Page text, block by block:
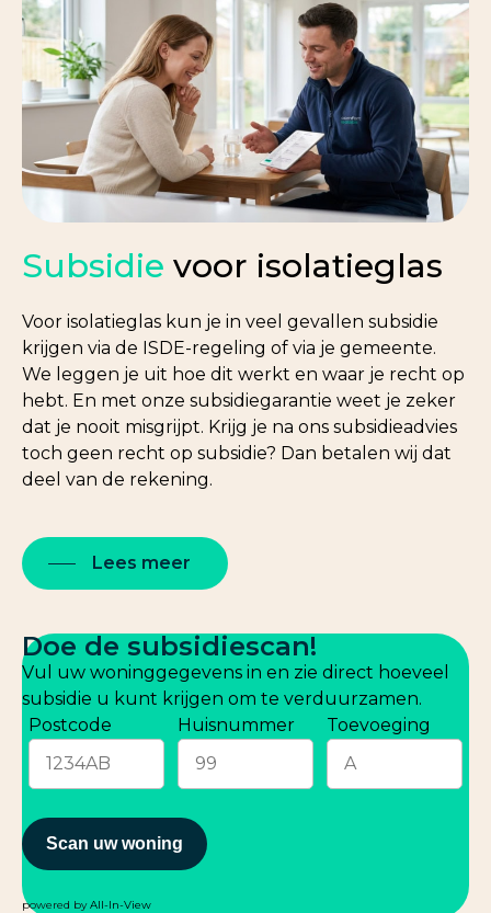
Subsidie voor isolatieglas
Voor isolatieglas kun je in veel gevallen subsidie
krijgen via de ISDE-regeling of via je gemeente.
We leggen je uit hoe dit werkt en waar je recht op
hebt. En met onze subsidiegarantie weet je zeker
dat je nooit misgrijpt. Krijg je na ons subsidieadvies
toch geen recht op subsidie? Dan betalen wij dat
deel van de rekening.
Lees meer
Doe de subsidiescan!
Vul uw woninggegevens in en zie direct hoeveel
subsidie u kunt krijgen om te verduurzamen.
Postcode
Huisnummer Toevoeging
powered byAll-In-View